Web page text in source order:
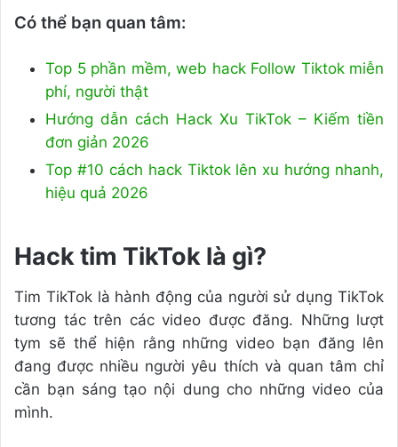
Có thể bạn quan tâm:
Top 5 phần mềm, web hack Follow Tiktok miễn
phí, người thật
Hướng dẫn cách Hack Xu TikTok – Kiếm tiền
đơn giản 2026
Top #10 cách hack Tiktok lên xu hướng nhanh,
hiệu quả 2026
Hack tim TikTok là gì?
Tim TikTok là hành động của người sử dụng TikTok
tương tác trên các video được đăng. Những lượt
tym sẽ thể hiện rằng những video bạn đăng lên
đang được nhiều người yêu thích và quan tâm chỉ
cần bạn sáng tạo nội dung cho những video của
mình.